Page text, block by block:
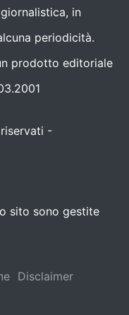
in
periodicità.
prodotto editoriale
-
sito sono gestite
Disclaimer